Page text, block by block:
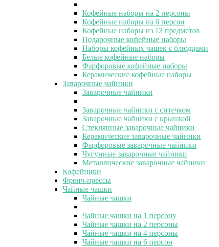
Кофейные наборы на 2 персоны
Кофейные наборы на 6 персон
Кофейные наборы из 12 предметов
Подарочные кофейные наборы
Наборы кофейных чашек с блюдцами
Белые кофейные наборы
Фарфоровые кофейные наборы
Керамические кофейные наборы
Заварочные чайники
Заварочные чайники
Заварочные чайники с ситечком
Заварочные чайники с крышкой
Стеклянные заварочные чайники
Керамические заварочные чайники
Фарфоровые заварочные чайники
Чугунные заварочные чайники
Металлические заварочные чайники
Кофейники
Френч-прессы
Чайные чашки
Чайные чашки
Чайные чашки на 1 персону
Чайные чашки на 2 персоны
Чайные чашки на 4 персоны
Чайные чашки на 6 персон